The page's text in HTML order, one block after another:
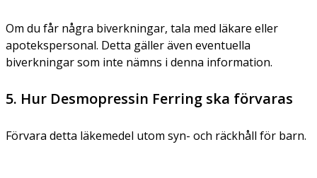
Om du får några biverkningar, tala med läkare eller
apotekspersonal. Detta gäller även eventuella
biverkningar som inte nämns i denna information.
5. Hur Desmopressin Ferring ska förvaras
Förvara detta läkemedel utom syn- och räckhåll för barn.